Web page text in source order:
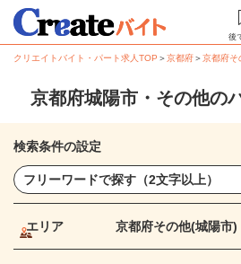
後
クリエイトバイト・パート求人TOP ＞京都府＞京都府そ
京都府城陽市・その他の
検索条件の設定
エリア 京都府その他(城陽市)